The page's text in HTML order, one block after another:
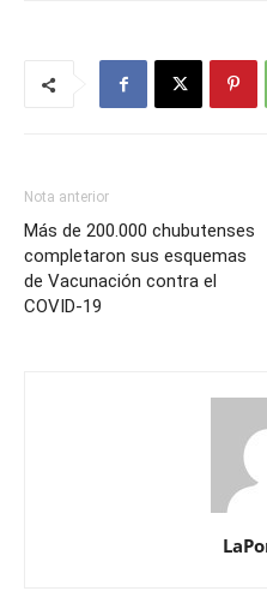
Nota anterior
Más de 200.000 chubutenses
completaron sus esquemas
de Vacunación contra el
COVID-19